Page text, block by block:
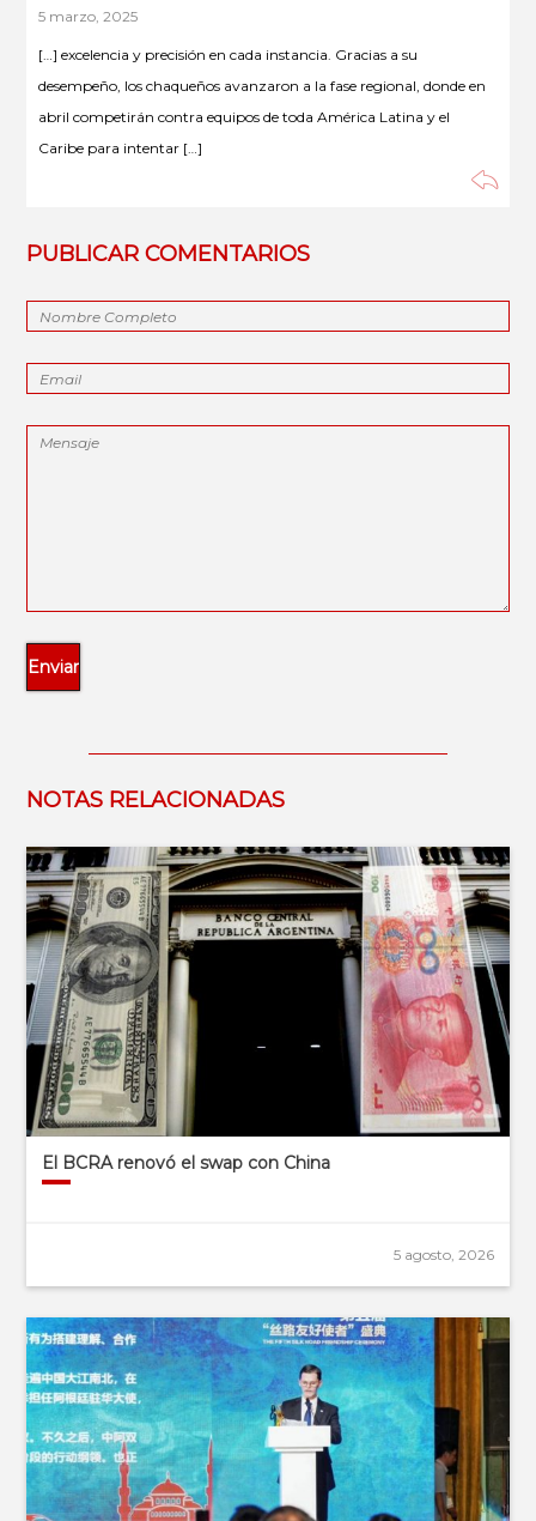
5 marzo, 2025
[…] excelencia y precisión en cada instancia. Gracias a su
desempeño, los chaqueños avanzaron a la fase regional, donde en
abril competirán contra equipos de toda América Latina y el
Caribe para intentar […]
PUBLICAR COMENTARIOS
NOTAS RELACIONADAS
El BCRA renovó el swap con China
5 agosto, 2026